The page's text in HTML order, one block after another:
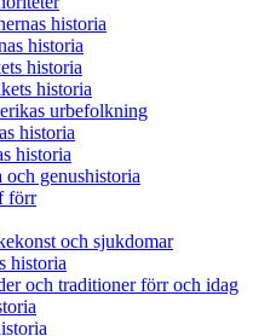
historia
historia
historia
historia
urbefolkning
historia
historia
genushistoria
förr
och sjukdomar
historia
och traditioner förr och idag